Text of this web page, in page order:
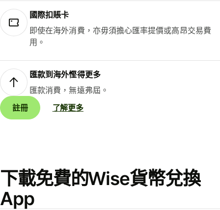
國際扣賬卡
即使在海外消費，亦毋須擔心匯率提價或高昂交易費
用。
匯款到海外慳得更多
匯款消費，無遠弗屆。
註冊
了解更多
下載免費的Wise貨幣兌換
App